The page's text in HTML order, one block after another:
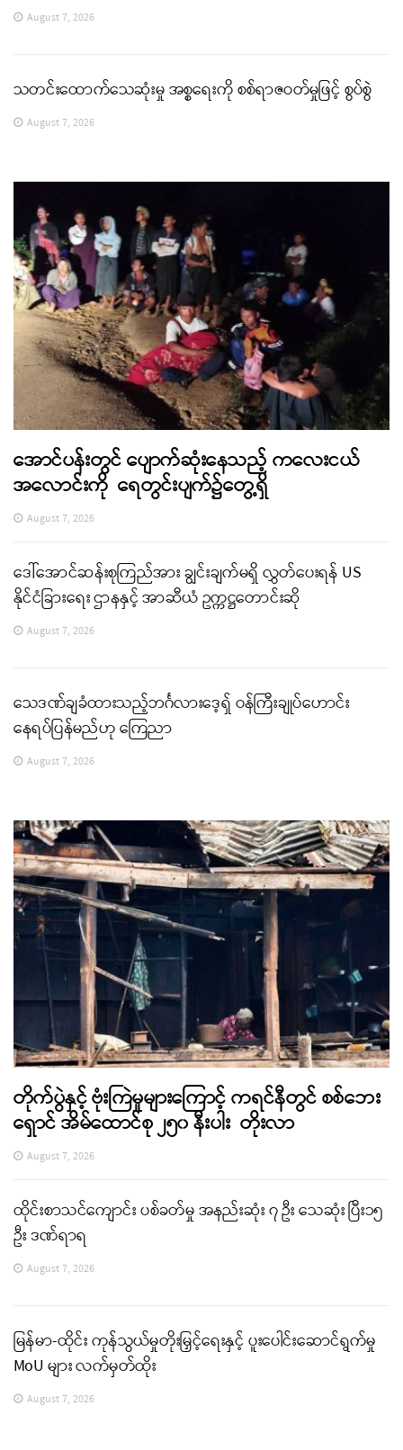
August 7, 2026
သတင်းထောက်သေဆုံးမှု အစ္စရေးကို စစ်ရာဇဝတ်မှုဖြင့် စွပ်စွဲ
August 7, 2026
အောင်ပန်းတွင် ပျောက်ဆုံးနေသည့် ကလေးငယ်
အလောင်းကို ရေတွင်းပျက်၌တွေ့ရှိ
August 7, 2026
ဒေါ်အောင်ဆန်းစုကြည်အား ချွင်းချက်မရှိ လွှတ်ပေးရန် US
နိုင်ငံခြားရေး ဌာနနှင့် အာဆီယံ ဥက္ကဋ္ဌတောင်းဆို
August 7, 2026
သေဒဏ်ချခံထားသည့်ဘင်္ဂလားဒေ့ရှ် ဝန်ကြီးချုပ်ဟောင်း
နေရပ်ပြန်မည်ဟု ကြေညာ
August 7, 2026
တိုက်ပွဲနှင့် ဗုံးကြဲမှုများကြောင့် ကရင်နီတွင် စစ်ဘေး
ရှောင် အိမ်ထောင်စု ၂၅၀ နီးပါး တိုးလာ
August 7, 2026
ထိုင်းစာသင်ကျောင်း ပစ်ခတ်မှု အနည်းဆုံး ၇ ဦး သေဆုံး ပြီး၁၅
ဦး ဒဏ်ရာရ
August 7, 2026
မြန်မာ-ထိုင်း ကုန်သွယ်မှုတိုးမြှင့်ရေးနှင့် ပူးပေါင်းဆောင်ရွက်မှု
MoU များ လက်မှတ်ထိုး
August 7, 2026